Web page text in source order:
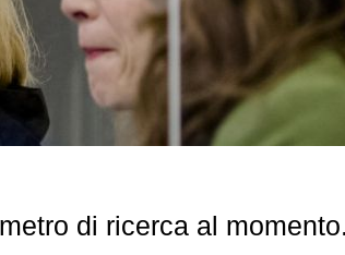
di ricerca al momento.